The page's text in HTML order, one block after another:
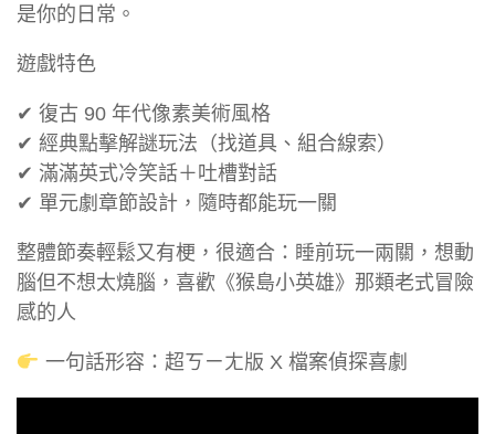
是你的日常。
遊戲特色
✔ 復古 90 年代像素美術風格
✔ 經典點擊解謎玩法（找道具、組合線索）
✔ 滿滿英式冷笑話＋吐槽對話
✔ 單元劇章節設計，隨時都能玩一關
整體節奏輕鬆又有梗，很適合：睡前玩一兩關，想動
腦但不想太燒腦，喜歡《猴島小英雄》那類老式冒險
感的人
一句話形容：超ㄎㄧㄤ版 X 檔案偵探喜劇